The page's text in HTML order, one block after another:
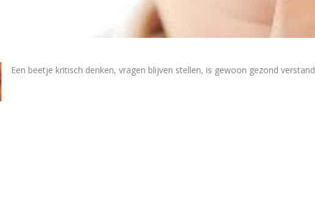
Een beetje kritisch denken, vragen blijven stellen, is gewoon gezond verstand